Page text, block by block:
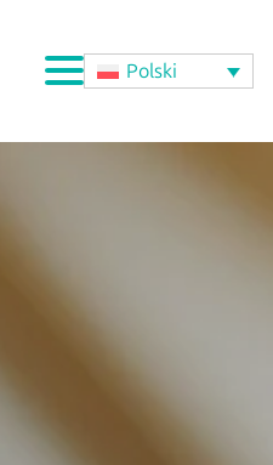
Polski